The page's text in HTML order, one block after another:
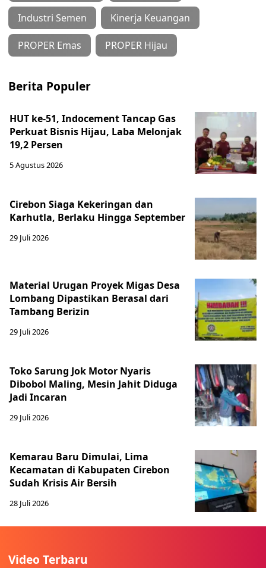
Industri Semen Kinerja Keuangan
PROPER Emas PROPER Hijau
Berita Populer
HUT ke-51, Indocement Tancap Gas
Perkuat Bisnis Hijau, Laba Melonjak
19,2 Persen
5 Agustus 2026
Cirebon Siaga Kekeringan dan
Karhutla, Berlaku Hingga September
29 Juli 2026
Material Urugan Proyek Migas Desa
Lombang Dipastikan Berasal dari
Tambang Berizin
29 Juli 2026
Toko Sarung Jok Motor Nyaris
Dibobol Maling, Mesin Jahit Diduga
Jadi Incaran
29 Juli 2026
Kemarau Baru Dimulai, Lima
Kecamatan di Kabupaten Cirebon
Sudah Krisis Air Bersih
28 Juli 2026
Video Terbaru